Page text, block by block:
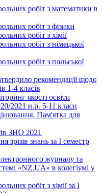
робіт з математики в
робіт з фізики
робіт з хімії
робіт з німецької
робіт з польської
рекомендації щодо
1-4 класів
якості освіти
2021 н.р. 5-11 класи
Пам'ятка для
ЗНО 2021
зрізів знань за І семестр
журналу та
«NZ.UA» в колегіумі у
робіт з хімії за І